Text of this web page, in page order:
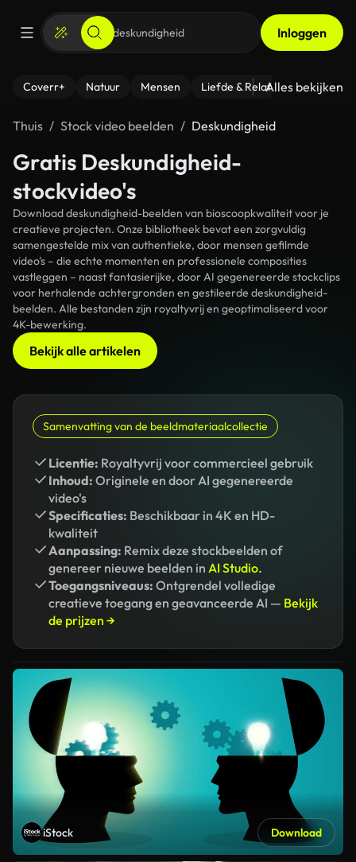
Inloggen
Coverr+ Natuur Mensen Liefde & Relaties - Fitness
Alles bekijken
Thuis Stock video beelden Deskundigheid
Gratis Deskundigheid-
stockvideo's
Download deskundigheid-beelden van bioscoopkwaliteit voor je
creatieve projecten. Onze bibliotheek bevat een zorgvuldig
samengestelde mix van authentieke, door mensen gefilmde
video's – die echte momenten en professionele composities
vastleggen – naast fantasierijke, door AI gegenereerde stockclips
voor herhalende achtergronden en gestileerde deskundigheid-
beelden. Alle bestanden zijn royaltyvrij en geoptimaliseerd voor
4K-bewerking.
Bekijk alle artikelen
Samenvatting van de beeldmateriaalcollectie
Licentie: Royaltyvrij voor commercieel gebruik
Inhoud: Originele en door AI gegenereerde
video's
Specificaties: Beschikbaar in 4K en HD-
kwaliteit
Aanpassing: Remix deze stockbeelden of
genereer nieuwe beelden in AI Studio.
Toegangsniveaus: Ontgrendel volledige
creatieve toegang en geavanceerde AI — Bekijk
de prijzen →
iStock Download